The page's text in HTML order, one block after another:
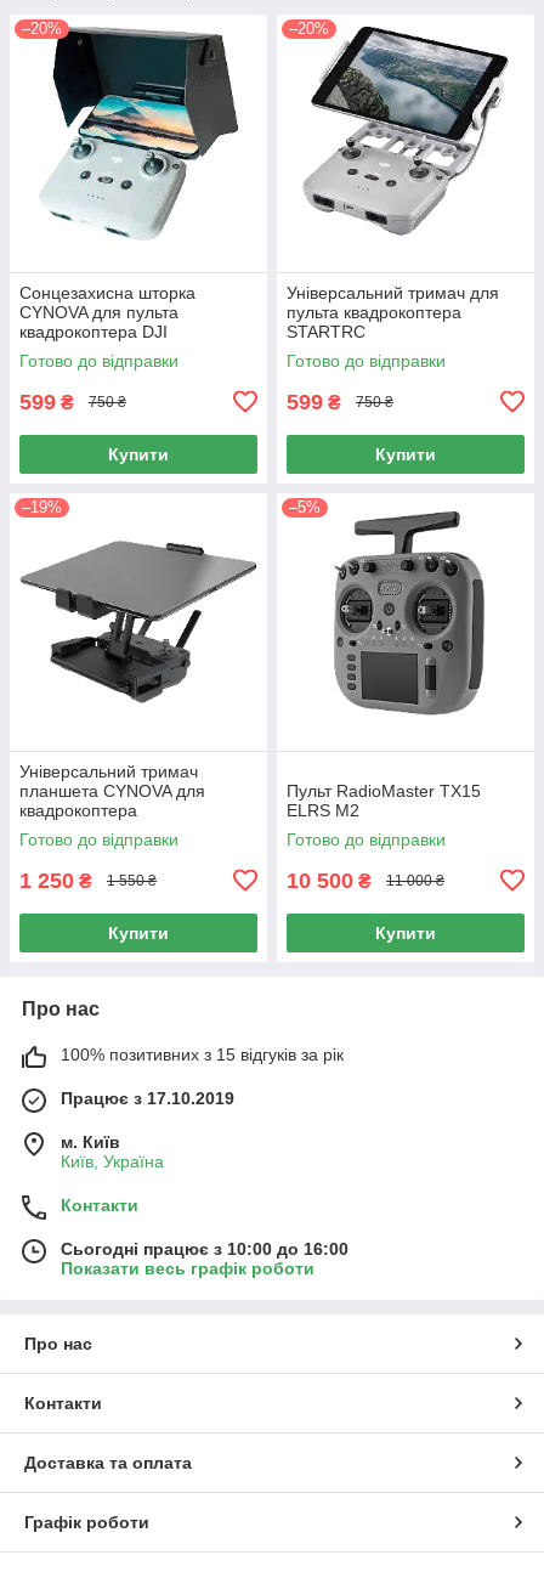
–20%
Сонцезахисна шторка
CYNOVA для пульта
квадрокоптера DJI
Готово до відправки
599 ₴ 750 ₴
Купити
–20%
Універсальний тримач для
пульта квадрокоптера
STARTRC
Готово до відправки
599 ₴ 750 ₴
Купити
–19%
Універсальний тримач
планшета CYNOVA для
квадрокоптера
Готово до відправки
1 250 ₴ 1 550 ₴
Купити
–5%
Пульт RadioMaster TX15
ELRS M2
Готово до відправки
10 500 ₴ 11 000 ₴
Купити
Про нас
100% позитивних з 15 відгуків за рік
Працює з 17.10.2019
м. Київ
Київ, Україна
Контакти
Сьогодні працює з 10:00 до 16:00
Показати весь графік роботи
Про нас
Контакти
Доставка та оплата
Графік роботи